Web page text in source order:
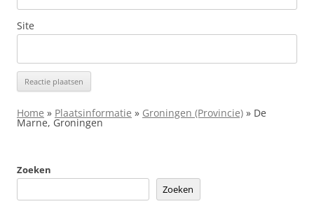
Site
Home » Plaatsinformatie » Groningen (Provincie) » De
Marne, Groningen
Zoeken
Zoeken